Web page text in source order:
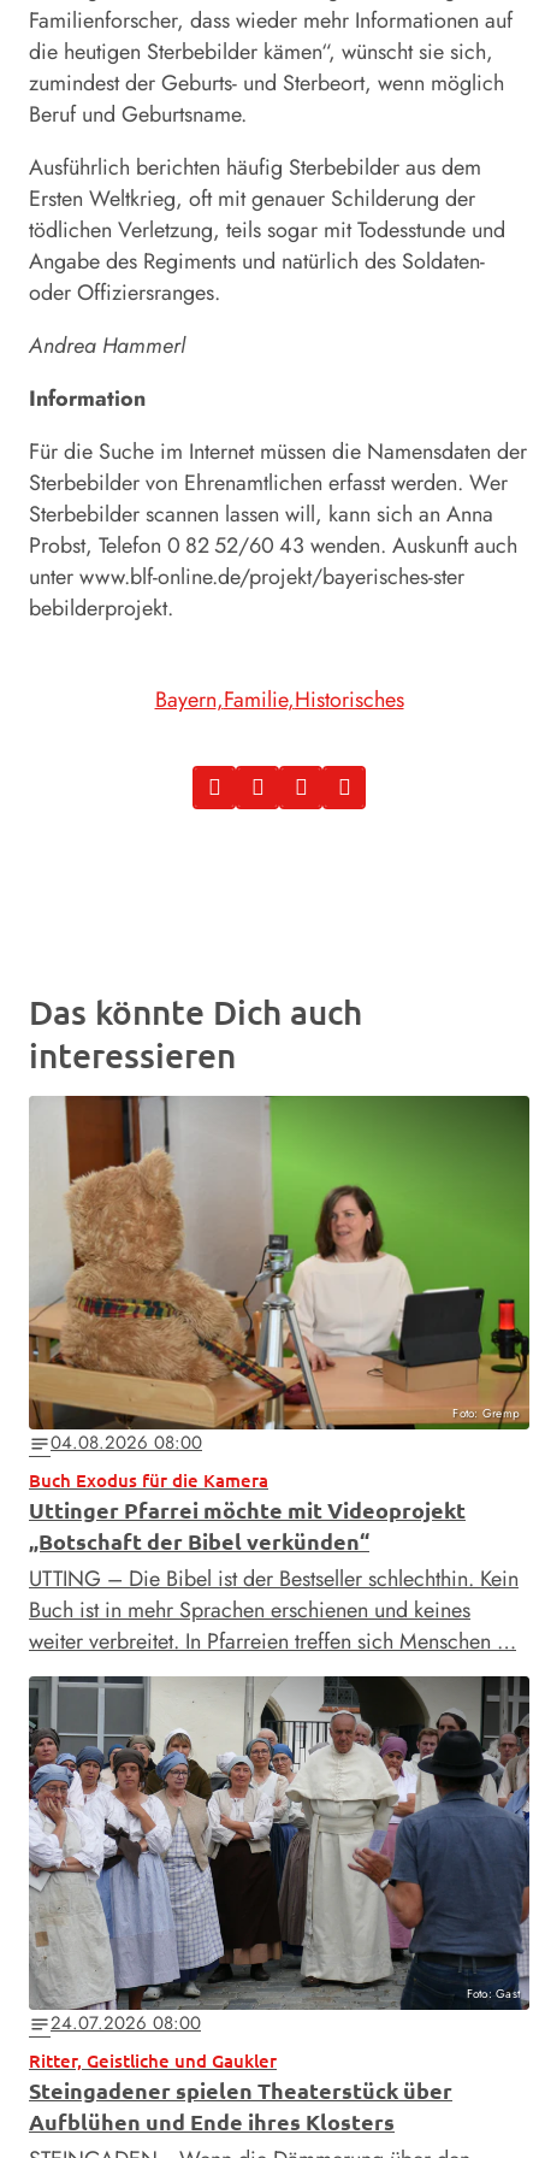
Familienforscher, dass wieder mehr Informationen auf
die heutigen Sterbebilder kämen“, wünscht sie sich,
zumindest der Geburts- und Sterbeort, wenn möglich
Beruf und Geburtsname.
Ausführlich berichten häufig Sterbebilder aus dem
Ersten Weltkrieg, oft mit genauer Schilderung der
tödlichen Verletzung, teils sogar mit Todesstunde und
Angabe des Regiments und natürlich des Soldaten-
oder Offiziersranges.
Andrea Hammerl
Information
Für die Suche im Internet müssen die Namensdaten der
Sterbebilder von Ehrenamtlichen erfasst werden. Wer
Sterbebilder scannen lassen will, kann sich an Anna
Probst, Telefon 0 82 52/60 43 wenden. Auskunft auch
unter www.blf-online.de/projekt/bayerisches-ster
bebilderprojekt.
Bayern Familie Historisches
Das könnte Dich auch
interessieren
Foto: Gremp
notes04.08.2026 08:00
Buch Exodus für die Kamera
Uttinger Pfarrei möchte mit Videoprojekt
„Botschaft der Bibel verkünden“
UTTING – Die Bibel ist der Bestseller schlechthin. Kein
Buch ist in mehr Sprachen erschienen und keines
weiter verbreitet. In Pfarreien treffen sich Menschen …
Foto: Gast
notes24.07.2026 08:00
Ritter, Geistliche und Gaukler
Steingadener spielen Theaterstück über
Aufblühen und Ende ihres Klosters